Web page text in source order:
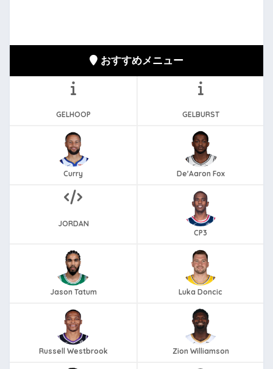
おすすめメニュー
GELHOOP GELBURST
Curry De'Aaron Fox
JORDAN
CP3
Jason Tatum Luka Doncic
Russell Westbrook Zion Williamson